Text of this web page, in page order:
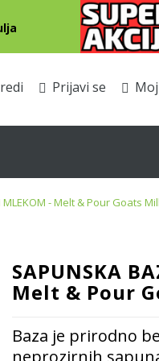
Prijavi se
MLEKOM - Melt & Pour Goats
SAPUNSKA
Melt & Pour
Baza je prirodno